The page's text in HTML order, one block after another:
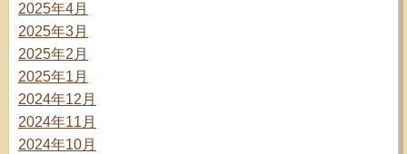
2025年4月
2025年3月
2025年2月
2025年1月
2024年12月
2024年11月
2024年10月